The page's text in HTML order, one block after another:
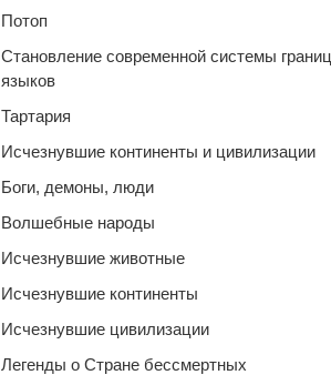
Потоп
Становление современной системы
языков
Тартария
Исчезнувшие континенты и цивилизации
Боги, демоны, люди
Волшебные народы
Исчезнувшие животные
Исчезнувшие континенты
Исчезнувшие цивилизации
Легенды о Стране бессмертных